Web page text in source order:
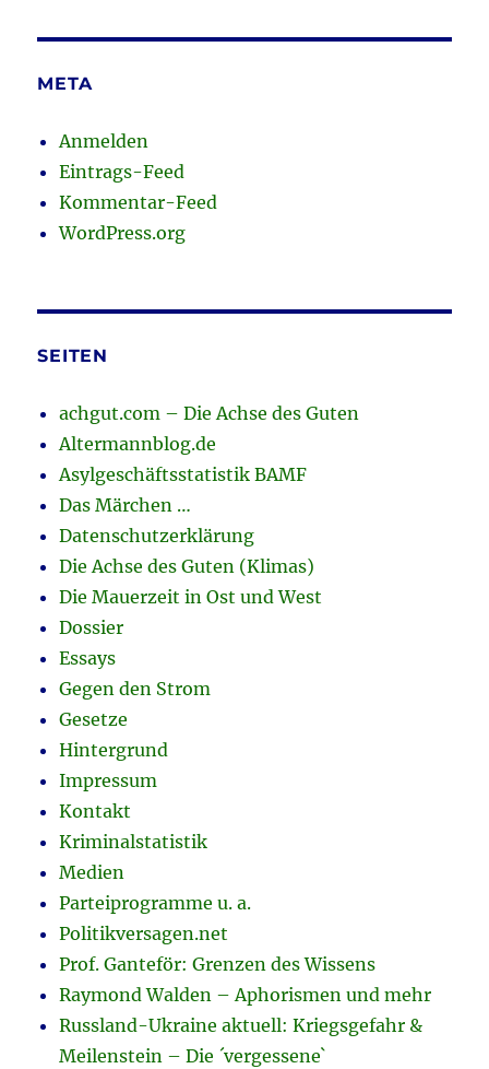
META
Anmelden
Eintrags-Feed
Kommentar-Feed
WordPress.org
SEITEN
achgut.com – Die Achse des Guten
Altermannblog.de
Asylgeschäftsstatistik BAMF
Das Märchen …
Datenschutzerklärung
Die Achse des Guten (Klimas)
Die Mauerzeit in Ost und West
Dossier
Essays
Gegen den Strom
Gesetze
Hintergrund
Impressum
Kontakt
Kriminalstatistik
Medien
Parteiprogramme u. a.
Politikversagen.net
Prof. Ganteför: Grenzen des Wissens
Raymond Walden – Aphorismen und mehr
Russland-Ukraine aktuell: Kriegsgefahr &
Meilenstein – Die ´vergessene`